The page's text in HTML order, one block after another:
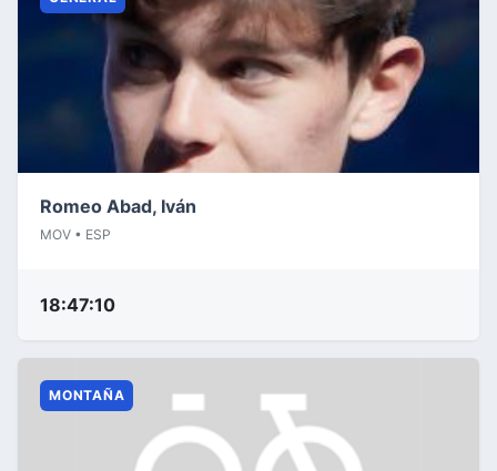
Romeo Abad, Iván
MOV • ESP
18:47:10
MONTAÑA